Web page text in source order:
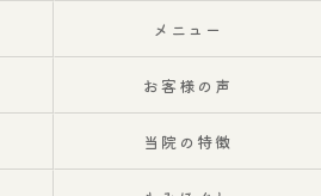
メニュー
お客様の声
当院の特徴